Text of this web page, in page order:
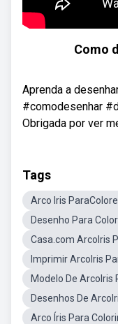
Como
Aprenda a
#comodesenhar
Obrigada por ver
Tags
Arco Iris
Desenho Para
Casa.com ArcoIris
Imprimir ArcoIris
Modelo De ArcoIris
Desenhos De
Arco Íris Para